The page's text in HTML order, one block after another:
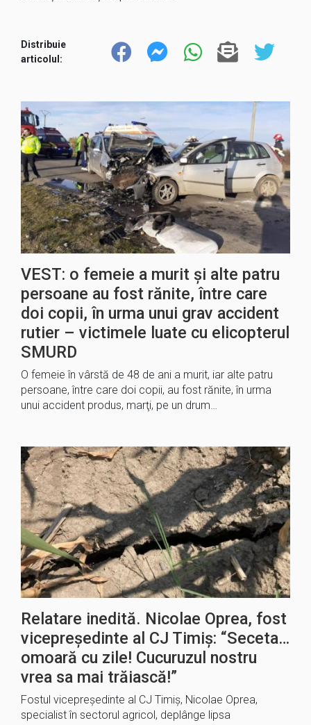
Distribuie
articolul:
VEST: o femeie a murit și alte patru
persoane au fost rănite, între care
doi copii, în urma unui grav accident
rutier – victimele luate cu elicopterul
SMURD
O femeie în vârstă de 48 de ani a murit, iar alte patru
persoane, între care doi copii, au fost rănite, în urma
unui accident produs, marţi, pe un drum…
Relatare inedită. Nicolae Oprea, fost
vicepreședinte al CJ Timiș: “Seceta…
omoară cu zile! Cucuruzul nostru
vrea sa mai trăiască!”
Fostul vicepreședinte al CJ Timiș, Nicolae Oprea,
specialist în sectorul agricol, deplânge lipsa